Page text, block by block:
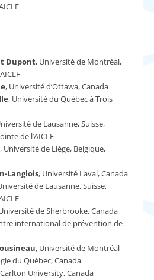
Dupont, Université de Montréal,
, Université d’Ottawa, Canada
, Université du Québec à Trois
de Lausanne, Suisse,
de l’AICLF
, Université de Liège, Belgique,
Langlois, Université Laval, Canada
de Lausanne, Suisse,
de Sherbrooke, Canada
international de prévention de
, Université de Montréal
du Québec, Canada
University, Canada